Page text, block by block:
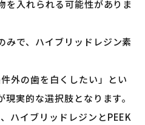
を入れられる可能性がありま
みで、ハイブリッドレジン素
外の歯を白くしたい」とい
実的な選択肢となります。
ハイブリッドレジンとPEEK